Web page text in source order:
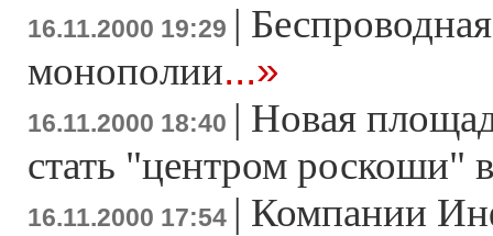
16.11.2000 19:29 |
монополии...»
16.11.2000 18:40 | Новая
стать "центром роскоши"
16.11.2000 17:54 | Компании